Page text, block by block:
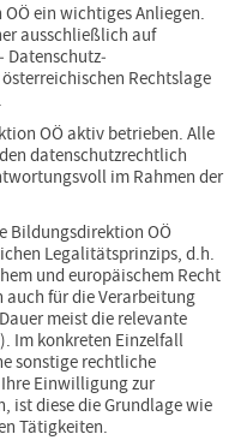
ein wichtiges Anliegen.
ausschließlich auf
Datenschutz‐
Rechtslage
OÖ aktiv betrieben. Alle
datenschutzrechtlich
im Rahmen der
Bildungsdirektion OÖ
Legalitätsprinzips, d.h.
und europäischem Recht
auch für die Verarbeitung
meist die relevante
Im konkreten Einzelfall
sonstige rechtliche
Einwilligung zur
ist diese die Grundlage wie
Tätigkeiten.